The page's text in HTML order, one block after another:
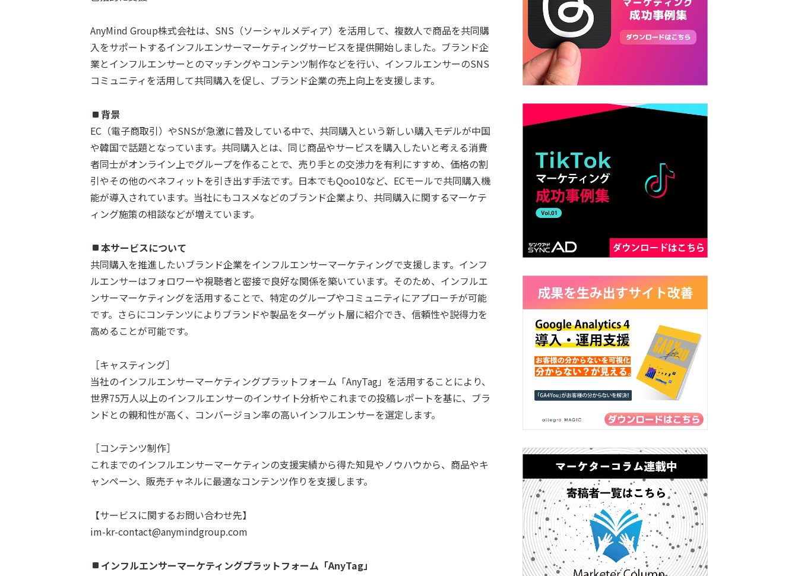
AnyMind Group株式会社は、SNS（ソーシャルメディア）を活用して、複数人で商品を共同購
入をサポートするインフルエンサーマーケティングサービスを提供開始しました。ブランド企
業とインフルエンサーとのマッチングやコンテンツ制作などを行い、インフルエンサーのSNS
コミュニティを活用して共同購入を促し、ブランド企業の売上向上を支援します。
背景
EC（電子商取引）やSNSが急激に普及している中で、共同購入という新しい購入モデルが中国
や韓国で話題となっています。共同購入とは、同じ商品やサービスを購入したいと考える消費
者同士がオンライン上でグループを作ることで、売り手との交渉力を有利にすすめ、価格の割
引やその他のベネフィットを引き出す手法です。日本でもQoo10など、ECモールで共同購入機
能が導入されています。当社にもコスメなどのブランド企業より、共同購入に関するマーケテ
ィング施策の相談などが増えています。
本サービスについて
共同購入を推進したいブランド企業をインフルエンサーマーケティングで支援します。インフ
ルエンサーはフォロワーや視聴者と密接で良好な関係を築いています。そのため、インフルエ
ンサーマーケティングを活用することで、特定のグループやコミュニティにアプローチが可能
です。さらにコンテンツによりブランドや製品をターゲット層に紹介でき、信頼性や説得力を
高めることが可能です。
［キャスティング］
当社のインフルエンサーマーケティングプラットフォーム「AnyTag」を活用することにより、
世界75万人以上のインフルエンサーのインサイト分析やこれまでの投稿レポートを基に、ブラ
ンドとの親和性が高く、コンバージョン率の高いインフルエンサーを選定します。
［コンテンツ制作］
これまでのインフルエンサーマーケティンの支援実績から得た知見やノウハウから、商品やキ
ャンペーン、販売チャネルに最適なコンテンツ作りを支援します。
【サービスに関するお問い合わせ先】
im-kr-contact@anymindgroup.com
インフルエンサーマーケティングプラットフォーム「AnyTag」